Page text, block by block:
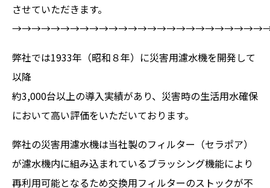
させていただきます。
弊社では1933年（昭和８年）に災害用濾水機を開発して
以降
約3,000台以上の導入実績があり、災害時の生活用水確保
において高い評価をいただいております。
弊社の災害用濾水機は当社製のフィルター（セラポア）
が濾水機内に組み込まれているブラッシング機能により
再利用可能となるため交換用フィルターのストックが不